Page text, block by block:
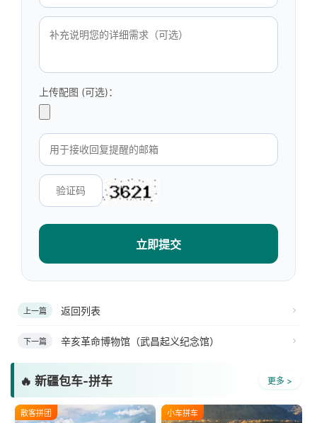
上传配图 (可选)：
立即提交
上一篇 返回列表
下一篇 辛亥革命博物馆（武昌起义纪念馆）
🔥 新疆包车-拼车 更多 >
散客拼团 小车拼车